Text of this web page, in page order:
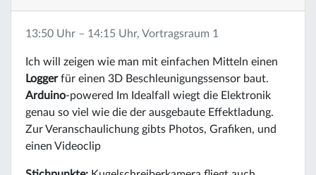
13:50 Uhr – 14:15 Uhr, Vortragsraum 1
Ich will zeigen wie man mit einfachen Mitteln einen
Loggerfür einen 3D Beschleunigungssensor baut.
Arduino-powered Im Idealfall wiegt die Elektronik
genau so viel wie die der ausgebaute Effektladung.
Zur Veranschaulichung gibts Photos, Grafiken, und
einen Videoclip